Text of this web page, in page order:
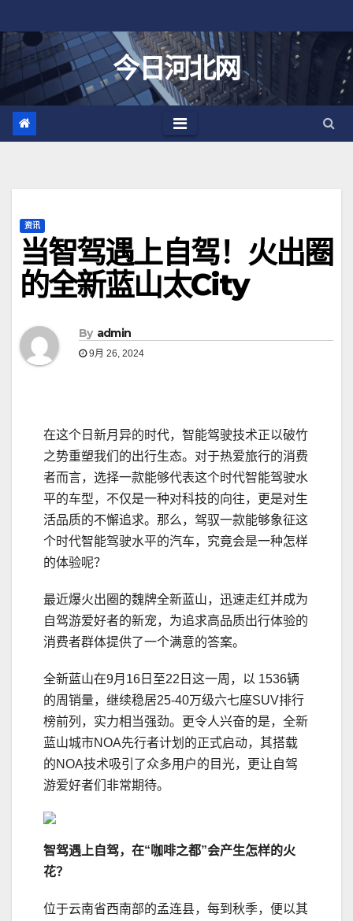
至
今日河北网
资讯
当智驾遇上自驾！火出圈
的全新蓝山太City
By admin
9月 26, 2024
在这个日新月异的时代，智能驾驶技术正以破竹
之势重塑我们的出行生态。对于热爱旅行的消费
者而言，选择一款能够代表这个时代智能驾驶水
平的车型，不仅是一种对科技的向往，更是对生
活品质的不懈追求。那么，驾驭一款能够象征这
个时代智能驾驶水平的汽车，究竟会是一种怎样
的体验呢？
最近爆火出圈的魏牌全新蓝山，迅速走红并成为
自驾游爱好者的新宠，为追求高品质出行体验的
消费者群体提供了一个满意的答案。
全新蓝山在9月16日至22日这一周，以 1536辆
的周销量，继续稳居25-40万级六七座SUV排行
榜前列，实力相当强劲。更令人兴奋的是，全新
蓝山城市NOA先行者计划的正式启动，其搭载
的NOA技术吸引了众多用户的目光，更让自驾
游爱好者们非常期待。
智驾遇上 自驾， 在“咖啡之都”会产生怎样的火
花？
位于云南省西南部的孟连县，每到秋季，便以其